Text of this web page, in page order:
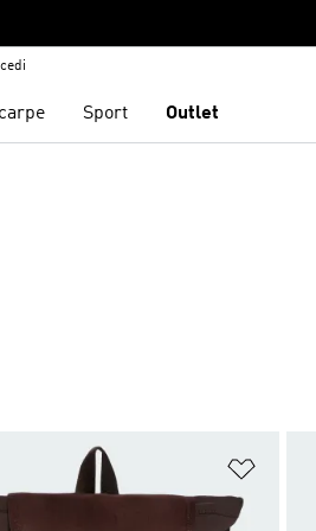
Sport Outlet
lista dei desideri